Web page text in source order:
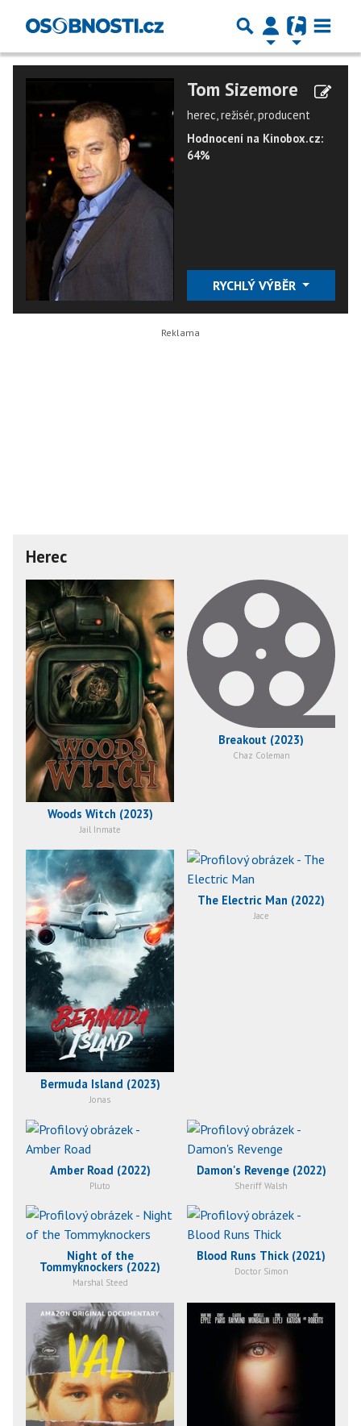
Tom Sizemore
herec, režisér, producent
Hodnocení na Kinobox.cz:
64%
RYCHLÝ VÝBĚR
Herec
Woods Witch (2023)
Jail Inmate
Breakout (2023)
Chaz Coleman
Bermuda Island (2023)
Jonas
The Electric Man (2022)
Jace
Amber Road (2022)
Pluto
Damon's Revenge (2022)
Sheriff Walsh
Night of the
Tommyknockers (2022)
Marshal Steed
Blood Runs Thick (2021)
Doctor Simon